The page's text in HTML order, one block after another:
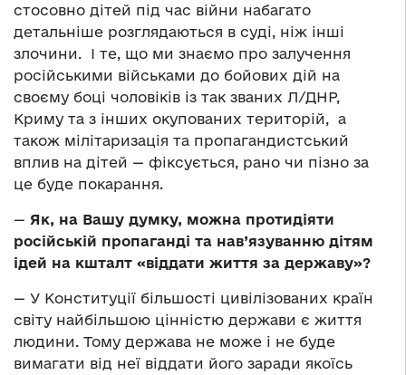
стосовно дітей під час війни набагато
детальніше розглядаються в суді, ніж інші
злочини. І те, що ми знаємо про залучення
російськими військами до бойових дій на
своєму боці чоловіків із так званих Л/ДНР,
Криму та з інших окупованих територій, а
також мілітаризація та пропагандистський
вплив на дітей — фіксується, рано чи пізно за
це буде покарання.
— Як, на Вашу думку, можна протидіяти
російській пропаганді та нав’язуванню дітям
ідей на кшталт «віддати життя за державу»?
— У Конституції більшості цивілізованих країн
світу найбільшою цінністю держави є життя
людини. Тому держава не може і не буде
вимагати від неї віддати його заради якоїсь